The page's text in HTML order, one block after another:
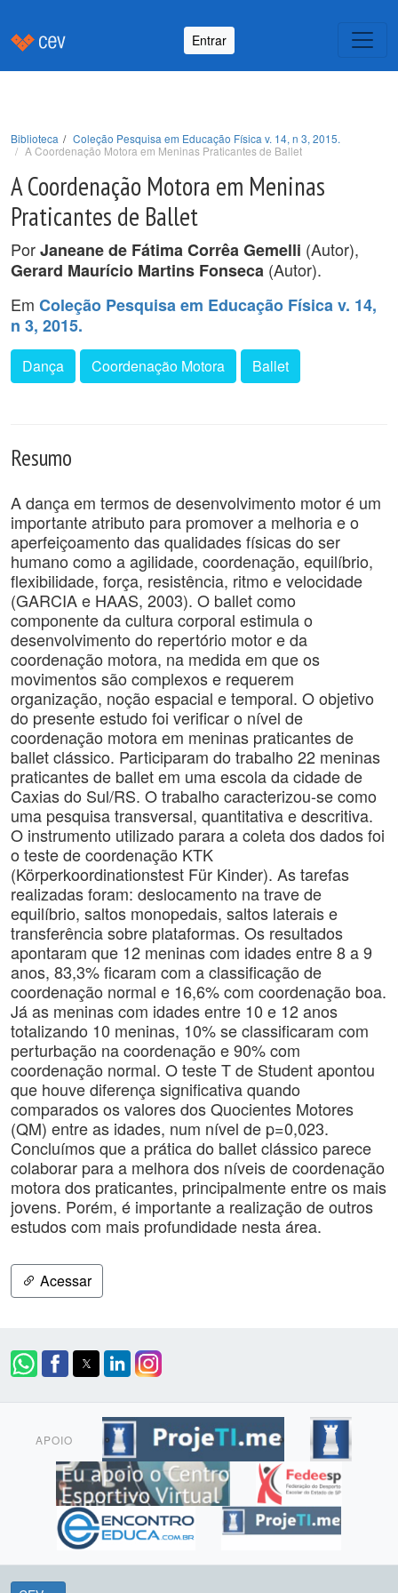
Entrar
Biblioteca
Coleção Pesquisa em Educação Física v. 14, n 3, 2015.
A Coordenação Motora em Meninas Praticantes de Ballet
A Coordenação Motora em Meninas
Praticantes de Ballet
PorJaneane de Fátima Corrêa Gemelli (Autor),
Gerard Maurício Martins Fonseca (Autor).
Em Coleção Pesquisa em Educação Física v. 14,
n 3, 2015.
Dança Coordenação Motora Ballet
Resumo
A dança em termos de desenvolvimento motor é um
importante atributo para promover a melhoria e o
aperfeiçoamento das qualidades físicas do ser
humano como a agilidade, coordenação, equilíbrio,
flexibilidade, força, resistência, ritmo e velocidade
(GARCIA e HAAS, 2003). O ballet como
componente da cultura corporal estimula o
desenvolvimento do repertório motor e da
coordenação motora, na medida em que os
movimentos são complexos e requerem
organização, noção espacial e temporal. O objetivo
do presente estudo foi verificar o nível de
coordenação motora em meninas praticantes de
ballet clássico. Participaram do trabalho 22 meninas
praticantes de ballet em uma escola da cidade de
Caxias do Sul/RS. O trabalho caracterizou-se como
uma pesquisa transversal, quantitativa e descritiva.
O instrumento utilizado parara a coleta dos dados foi
o teste de coordenação KTK
(Körperkoordinationstest Für Kinder). As tarefas
realizadas foram: deslocamento na trave de
equilíbrio, saltos monopedais, saltos laterais e
transferência sobre plataformas. Os resultados
apontaram que 12 meninas com idades entre 8 a 9
anos, 83,3% ficaram com a classificação de
coordenação normal e 16,6% com coordenação boa.
Já as meninas com idades entre 10 e 12 anos
totalizando 10 meninas, 10% se classificaram com
perturbação na coordenação e 90% com
coordenação normal. O teste T de Student apontou
que houve diferença significativa quando
comparados os valores dos Quocientes Motores
(QM) entre as idades, num nível de p=0,023.
Concluímos que a prática do ballet clássico parece
colaborar para a melhora dos níveis de coordenação
motora dos praticantes, principalmente entre os mais
jovens. Porém, é importante a realização de outros
estudos com mais profundidade nesta área.
Acessar
APOIO